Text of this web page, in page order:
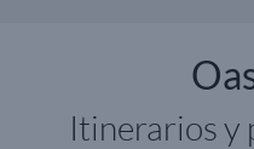
Itinerarios y